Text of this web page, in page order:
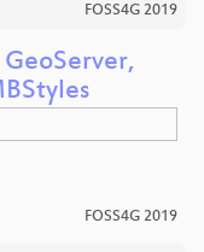
FOSS4G 2019
FOSS4G 2019